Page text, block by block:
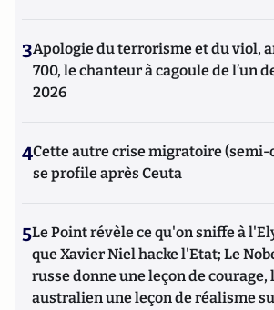
3Apologie du terrorisme et du viol,
700, le chanteur à cagoule de l’un
2026
4Cette autre crise migratoire
se profile après Ceuta
5Le Point révèle ce qu'on sniffe à
que Xavier Niel hacke l'Etat; Le
russe donne une leçon de courage,
australien une leçon de réalisme